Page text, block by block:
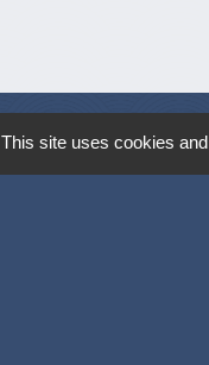
This site uses cookies